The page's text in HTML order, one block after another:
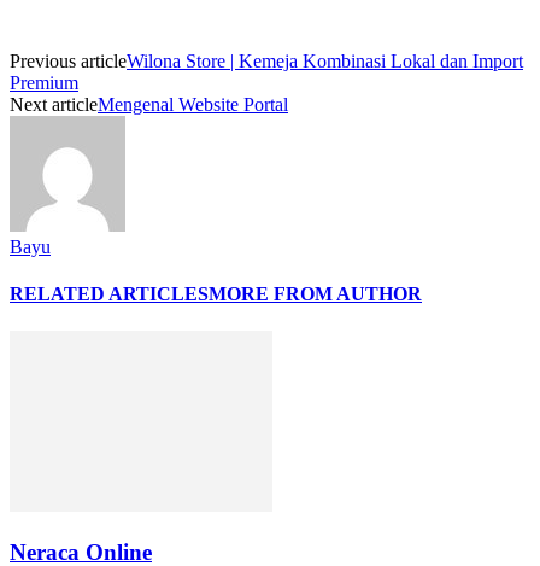
Previous articleWilona Store | Kemeja Kombinasi Lokal dan Import
Premium
Next articleMengenal Website Portal
Bayu
RELATED ARTICLESMORE FROM AUTHOR
Neraca Online